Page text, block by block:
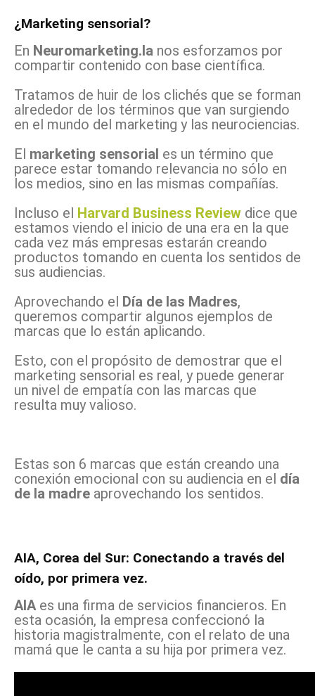
¿Marketing sensorial?
En Neuromarketing.la nos esforzamos por
compartir contenido con base científica.
Tratamos de huir de los clichés que se forman
alrededor de los términos que van surgiendo
en el mundo del marketing y las neurociencias.
El marketing sensorial es un término que
parece estar tomando relevancia no sólo en
los medios, sino en las mismas compañías.
Incluso el Harvard Business Review dice que
estamos viendo el inicio de una era en la que
cada vez más empresas estarán creando
productos tomando en cuenta los sentidos de
sus audiencias.
Aprovechando el Día de las Madres,
queremos compartir algunos ejemplos de
marcas que lo están aplicando.
Esto, con el propósito de demostrar que el
marketing sensorial es real, y puede generar
un nivel de empatía con las marcas que
resulta muy valioso.
Estas son 6 marcas que están creando una
conexión emocional con su audiencia en el día
de la madre aprovechando los sentidos.
AIA, Corea del Sur: Conectando a través del
oído, por primera vez.
AIAes una firma de servicios financieros. En
esta ocasión, la empresa confeccionó la
historia magistralmente, con el relato de una
mamá que le canta a su hija por primera vez.